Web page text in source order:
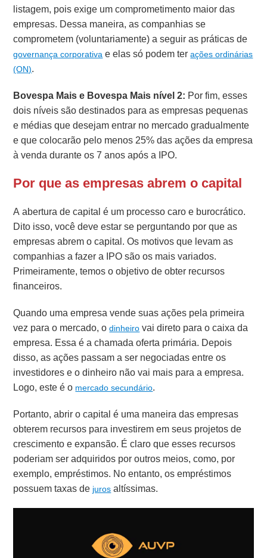
listagem, pois exige um comprometimento maior das
empresas. Dessa maneira, as companhias se
comprometem (voluntariamente) a seguir as práticas de
governança corporativa e elas só podem terações ordinárias
(ON).
Bovespa Mais e Bovespa Mais nível 2: Por fim, esses
dois níveis são destinados para as empresas pequenas
e médias que desejam entrar no mercado gradualmente
e que colocarão pelo menos 25% das ações da empresa
à venda durante os 7 anos após a IPO.
Por que as empresas abrem o capital
A abertura de capital é um processo caro e burocrático.
Dito isso, você deve estar se perguntando por que as
empresas abrem o capital. Os motivos que levam as
companhias a fazer a IPO são os mais variados.
Primeiramente, temos o objetivo de obter recursos
financeiros.
Quando uma empresa vende suas ações pela primeira
vez para o mercado, odinheiro vai direto para o caixa da
empresa. Essa é a chamada oferta primária. Depois
disso, as ações passam a ser negociadas entre os
investidores e o dinheiro não vai mais para a empresa.
Logo, este é o mercado secundário.
Portanto, abrir o capital é uma maneira das empresas
obterem recursos para investirem em seus projetos de
crescimento e expansão. É claro que esses recursos
poderiam ser adquiridos por outros meios, como, por
exemplo, empréstimos. No entanto, os empréstimos
possuem taxas de juros altíssimas.